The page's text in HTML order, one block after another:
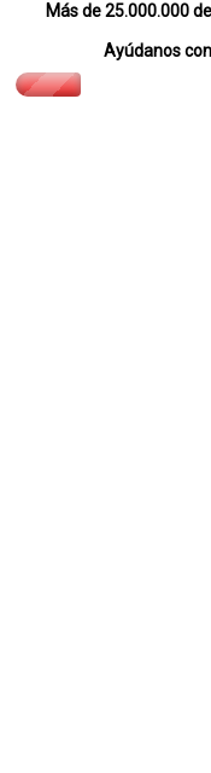
Más de 25.000.000
Ayúdanos